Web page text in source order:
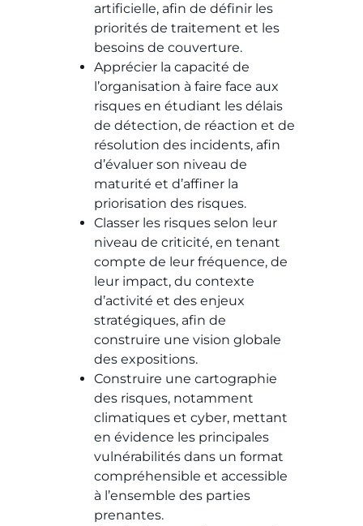
artificielle, afin de définir les
priorités de traitement et les
besoins de couverture.
Apprécier la capacité de
l’organisation à faire face aux
risques en étudiant les délais
de détection, de réaction et de
résolution des incidents, afin
d’évaluer son niveau de
maturité et d’affiner la
priorisation des risques.
Classer les risques selon leur
niveau de criticité, en tenant
compte de leur fréquence, de
leur impact, du contexte
d’activité et des enjeux
stratégiques, afin de
construire une vision globale
des expositions.
Construire une cartographie
des risques, notamment
climatiques et cyber, mettant
en évidence les principales
vulnérabilités dans un format
compréhensible et accessible
à l’ensemble des parties
prenantes.